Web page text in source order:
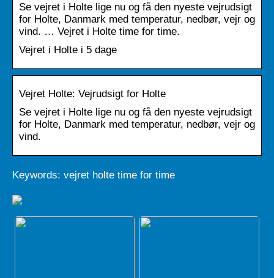
Se vejret i Holte lige nu og få den nyeste vejrudsigt
for Holte, Danmark med temperatur, nedbør, vejr og
vind. … Vejret i Holte time for time.
Vejret i Holte i 5 dage
Vejret Holte: Vejrudsigt for Holte
Se vejret i Holte lige nu og få den nyeste vejrudsigt
for Holte, Danmark med temperatur, nedbør, vejr og
vind.
Keywords: vejret holte time for time